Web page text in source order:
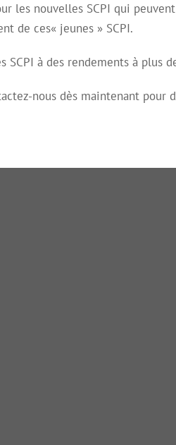
les nouvelles SCPI qui
de ces« jeunes » SCPI.
SCPI à des rendements à plus
nous dès maintenant pour